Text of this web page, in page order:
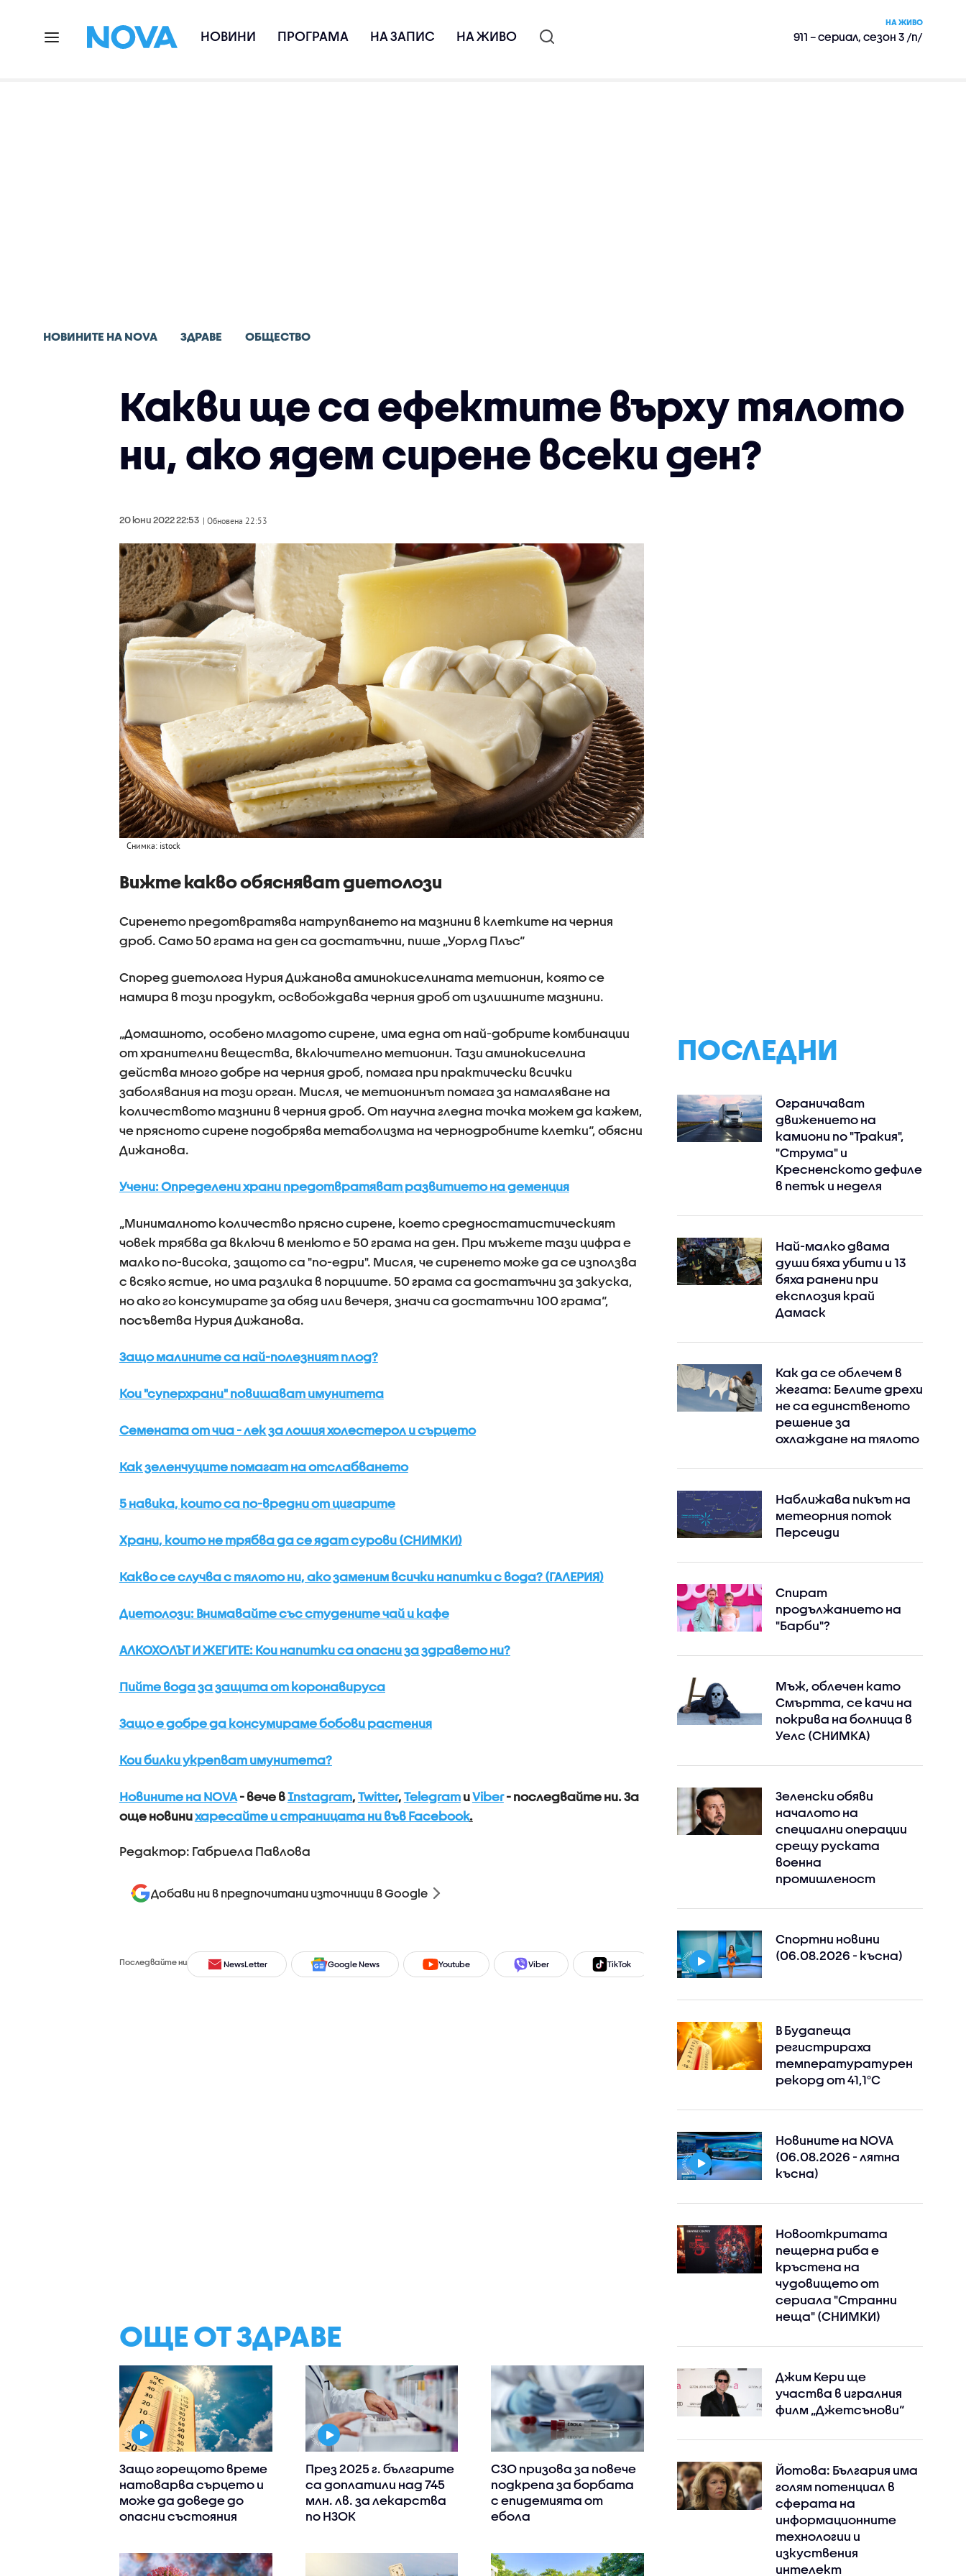
НОВИНИ ПРОГРАМА НА ЗАПИС НА ЖИВО
НА ЖИВО
911 – сериал, сезон 3 /п/
НОВИНИТЕ НА NOVA ЗДРАВЕ ОБЩЕСТВО
Какви ще са ефектите върху тялото
ни, ако ядем сирене всеки ден?
20 юни 2022 22:53 | Обновена 22:53
Снимка: istock
Вижте какво обясняват диетолози
Сиренето предотвратява натрупването на мазнини в клетките на черния
дроб. Само 50 грама на ден са достатъчни, пише „Уорлд Плъс“
Според диетолога Нурия Дижанова аминокиселината метионин, която се
намира в този продукт, освобождава черния дроб от излишните мазнини.
„Домашното, особено младото сирене, има една от най-добрите комбинации
от хранителни вещества, включително метионин. Тази аминокиселина
действа много добре на черния дроб, помага при практически всички
заболявания на този орган. Мисля, че метионинът помага за намаляване на
количеството мазнини в черния дроб. От научна гледна точка можем да кажем,
че прясното сирене подобрява метаболизма на чернодробните клетки“, обясни
Дижанова.
Учени: Определени храни предотвратяват развитието на деменция
„Минималното количество прясно сирене, което средностатистическият
човек трябва да включи в менюто е 50 грама на ден. При мъжете тази цифра е
малко по-висока, защото са "по-едри". Мисля, че сиренето може да се използва
с всяко ястие, но има разлика в порциите. 50 грама са достатъчни за закуска,
но ако го консумирате за обяд или вечеря, значи са достатъчни 100 грама“,
посъветва Нурия Дижанова.
Защо малините са най-полезният плод?
Кои "суперхрани" повишават имунитета
Семената от чиа - лек за лошия холестерол и сърцето
Как зеленчуците помагат на отслабването
5 навика, които са по-вредни от цигарите
Храни, които не трябва да се ядат сурови (СНИМКИ)
Какво се случва с тялото ни, ако заменим всички напитки с вода? (ГАЛЕРИЯ)
Диетолози: Внимавайте със студените чай и кафе
АЛКОХОЛЪТ И ЖЕГИТЕ: Кои напитки са опасни за здравето ни?
Пийте вода за защита от коронавируса
Защо е добре да консумираме бобови растения
Кои билки укрепват имунитета?
Новините на NOVA- вече вInstagram, Twitter, TelegramиViber- последвайте ни.За
още новинихаресайте и страницата ни във Facebook.
Редактор: Габриела Павлова
Добави ни в предпочитани източници в Google
Последвайте ни NewsLetter Google News Youtube Viber TikTok Instagram
ОЩЕ ОТ ЗДРАВЕ
Защо горещото време
натоварва сърцето и
може да доведе до
опасни състояния
През 2025 г. българите
са доплатили над 745
млн. лв. за лекарства
по НЗОК
СЗО призова за повече
подкрепа за борбата
с епидемията от
ебола
ПОСЛЕДНИ
Ограничават
движението на
камиони по "Тракия",
"Струма" и
Кресненското дефиле
в петък и неделя
Най-малко двама
души бяха убити и 13
бяха ранени при
експлозия край
Дамаск
Как да се облечем в
жегата: Белите дрехи
не са единственото
решение за
охлаждане на тялото
Наближава пикът на
метеорния поток
Персеиди
Спират
продължанието на
"Барби"?
Мъж, облечен като
Смъртта, се качи на
покрива на болница в
Уелс (СНИМКА)
Зеленски обяви
началото на
специални операции
срещу руската
военна
промишленост
Спортни новини
(06.08.2026 - късна)
В Будапеща
регистрираха
температуратурен
рекорд от 41,1°C
Новините на NOVA
(06.08.2026 - лятна
късна)
Новооткритата
пещерна риба е
кръстена на
чудовището от
сериала "Странни
неща" (СНИМКИ)
Джим Кери ще
участва в игралния
филм „Джетсънови“
Йотова: България има
голям потенциал в
сферата на
информационните
технологии и
изкуствения
интелект